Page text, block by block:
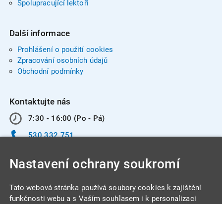
Spolupracující lektoři
Další informace
Prohlášení o použití cookies
Zpracování osobních údajů
Obchodní podmínky
Kontaktujte nás
7:30 - 16:00 (Po - Pá)
530 332 751
Nastavení ochrany soukromí
Tato webová stránka používá soubory cookies k zajištění
funkčnosti webu a s Vaším souhlasem i k personalizaci